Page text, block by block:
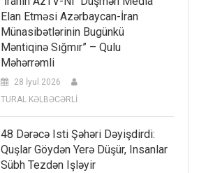
Elan Etməsi Azərbaycan-İran
Münasibətlərinin Bugünkü
Məntiqinə Sığmır” – Qulu
Məhərrəmli
28 İyul 2026
TURAL KƏLBƏCƏRLİ
48 Dərəcə Isti Şəhəri Dəyişdirdi:
Quşlar Göydən Yerə Düşür, Insanlar
Sübh Tezdən Işləyir